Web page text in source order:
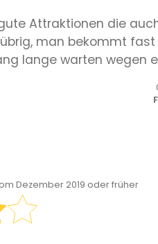
Attraktionen die
man bekommt
lange warten wegen
Dezember 2019 oder früher